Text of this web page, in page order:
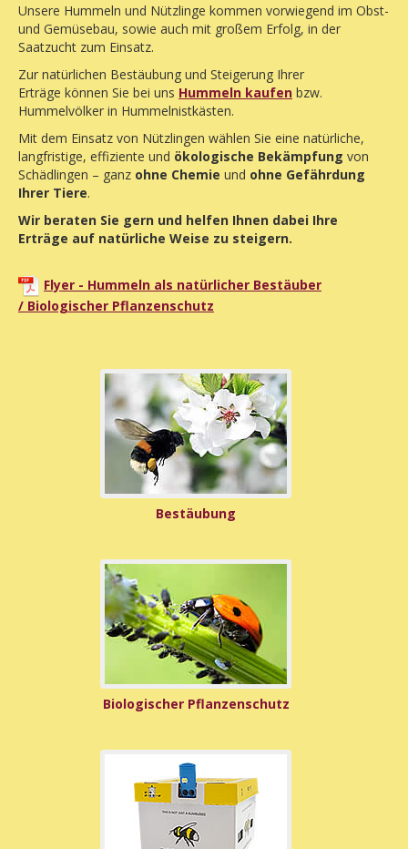
Unsere Hummeln und Nützlinge kommen vorwiegend im Obst-
und Gemüsebau, sowie auch mit großem Erfolg, in der
Saatzucht zum Einsatz.
Zur natürlichen Bestäubung und Steigerung Ihrer
Erträge können Sie bei uns Hummeln kaufen bzw.
Hummelvölker in Hummelnistkästen.
Mit dem Einsatz von Nützlingen wählen Sie eine natürliche,
langfristige, effiziente und ökologische Bekämpfung von
Schädlingen – ganz ohne Chemie und ohne Gefährdung
Ihrer Tiere.
Wir beraten Sie gern und helfen Ihnen dabei Ihre
Erträge auf natürliche Weise zu steigern.
Flyer - Hummeln als natürlicher Bestäuber
/ Biologischer Pflanzenschutz
Bestäubung
Biologischer Pflanzenschutz